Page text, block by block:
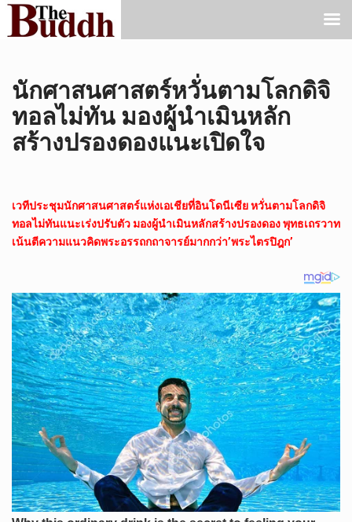
นักศาสนศาสตร์หวั่นตามโลกดิจิ
ทอลไม่ทัน มองผู้นำเมินหลัก
สร้างปรองดองแนะเปิดใจ
เวทีประชุมนักศาสนศาสตร์แห่งเอเชียที่อินโดนีเซีย หวั่นตามโลกดิจิ
ทอลไม่ทันแนะเร่งปรับตัว มองผู้นำเมินหลักสร้างปรองดอง พุทธเถรวาท
เน้นตีความแนวคิดพระอรรถกถาจารย์มากกว่า’พระไตรปิฎก’